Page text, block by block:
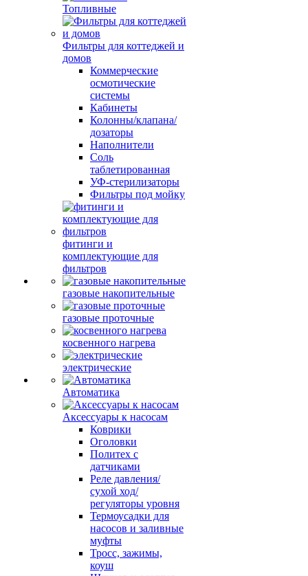
Топливные
Фильтры для коттеджей и
домов
Коммерческие
осмотические
системы
Кабинеты
Колонны/клапана/
дозаторы
Наполнители
Соль
таблетированная
УФ-стерилизаторы
Фильтры под мойку
фитинги и
комплектующие для
фильтров
газовые накопительные
газовые проточные
косвенного нагрева
электрические
Автоматика
Аксессуары к насосам
Коврики
Оголовки
Политех с
датчиками
Реле давления/
сухой ход/
регуляторы уровня
Термоусадки для
насосов и заливные
муфты
Тросс, зажимы,
коуш